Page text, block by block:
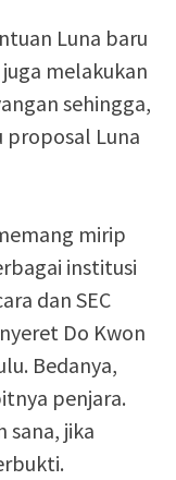
Luna baru
melakukan
sehingga,
proposal Luna
mirip
institusi
dan SEC
Do Kwon
Bedanya,
penjara.
sana, jika